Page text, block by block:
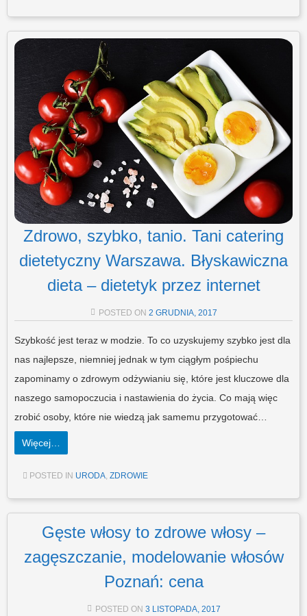
Zdrowo, szybko, tanio. Tani catering
dietetyczny Warszawa. Błyskawiczna
dieta – dietetyk przez internet
POSTED ON 2 GRUDNIA, 2017
Szybkość jest teraz w modzie. To co uzyskujemy szybko jest dla
nas najlepsze, niemniej jednak w tym ciągłym pośpiechu
zapominamy o zdrowym odżywianiu się, które jest kluczowe dla
naszego samopoczucia i nastawienia do życia. Co mają więc
zrobić osoby, które nie wiedzą jak samemu przygotować…
Więcej…
POSTED IN URODA ZDROWIE
Gęste włosy to zdrowe włosy –
zagęszczanie, modelowanie włosów
Poznań: cena
POSTED ON 3 LISTOPADA, 2017